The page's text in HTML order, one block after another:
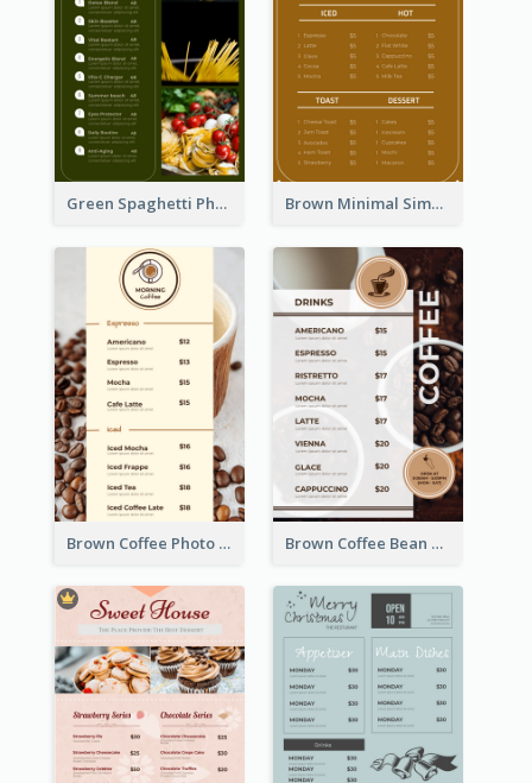
Green Spaghetti Photos Grand Restaurant Menu Brown Minimal Simple Cafe Menu
Brown Coffee Photo Coffee Shop Menu Brown Coffee Bean Background Café Menu